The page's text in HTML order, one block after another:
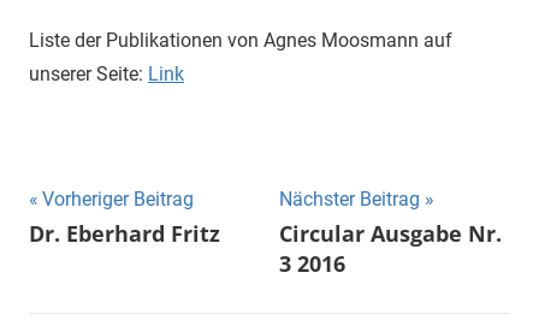
Liste der Publikationen von Agnes Moosmann auf
unserer Seite: Link
Beitragsnavigation
Vorheriger Beitrag
Dr. Eberhard Fritz
Nächster Beitrag
Circular Ausgabe Nr.
3 2016